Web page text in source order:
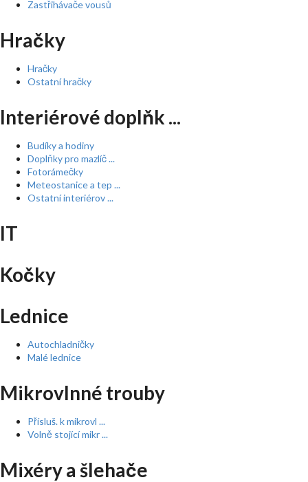
Zastřihávače vousů
Hračky
Hračky
Ostatní hračky
Interiérové doplňk ...
Budíky a hodiny
Doplňky pro mazlíč ...
Fotorámečky
Meteostanice a tep ...
Ostatní interiérov ...
IT
Kočky
Lednice
Autochladničky
Malé lednice
Mikrovlnné trouby
Přísluš. k mikrovl ...
Volně stojící mikr ...
Mixéry a šlehače